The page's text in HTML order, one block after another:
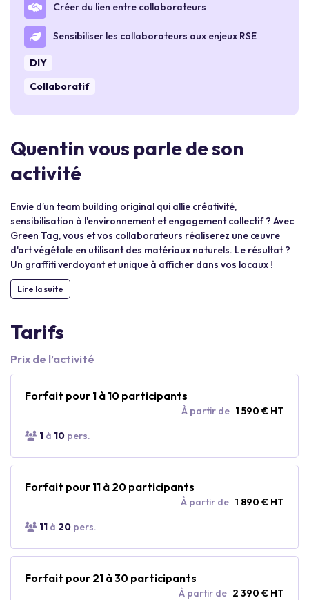
Créer du lien entre collaborateurs
Sensibiliser les collaborateurs aux enjeux RSE
DIY
Collaboratif
Quentin vous parle de son
activité
Envie d’un team building original qui allie créativité,
sensibilisation à l'environnement et engagement collectif ? Avec
Green Tag, vous et vos collaborateurs réaliserez une œuvre
d'art végétale en utilisant des matériaux naturels. Le résultat ?
Un graffiti verdoyant et unique à afficher dans vos locaux !
Lire la suite
Tarifs
Prix de l’activité
Forfait pour 1 à 10 participants
À partir de 1 590 € HT
1 à 10 pers.
Forfait pour 11 à 20 participants
À partir de 1 890 € HT
11 à 20 pers.
Forfait pour 21 à 30 participants
À partir de 2 390 € HT